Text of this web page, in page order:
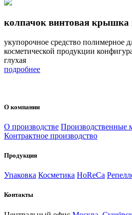
колпачок винтовая крышка
укупорочное средство полимерное
косметической продукции
глухая
подробнее
О компании
О производстве Производственные
Контрактное производство
Продукция
Упаковка Косметика HoReCa
Контакты